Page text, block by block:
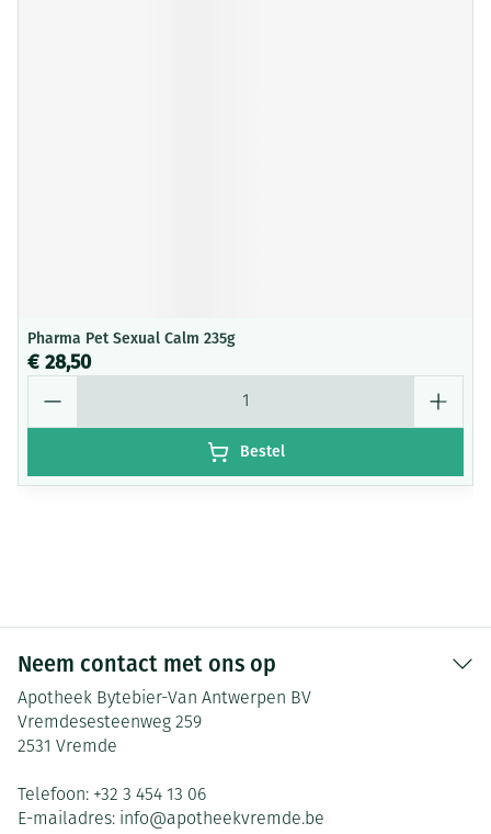
Pharma Pet Sexual Calm 235g
€ 28,50
Bestel
Neem contact met ons op
Apotheek Bytebier-Van Antwerpen BV
Vremdesesteenweg 259
2531 Vremde
Telefoon: +32 3 454 13 06
E-mailadres: info@apotheekvremde.be